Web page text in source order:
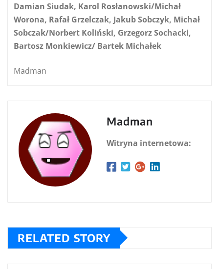
Damian Siudak, Karol Rosłanowski/Michał
Worona, Rafał Grzelczak, Jakub Sobczyk, Michał
Sobczak/Norbert Koliński, Grzegorz Sochacki,
Bartosz Monkiewicz/ Bartek Michałek
Madman
Madman
Witryna internetowa:
RELATED STORY